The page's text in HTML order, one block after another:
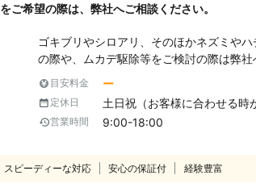
ご希望の際は、弊社へご相談ください。
ゴキブリやシロアリ、そのほかネズミや
の際や、ムカデ駆除等をご検討の際は弊
ーディーに駆除致します。ゴキブリは1つ
回数はだいたい20回で産む幼虫は約500
は1日に数百個の卵を産み、ネズミは妊娠
んで出産回数は1年で約6回です。ハチの
上に増えているということもあります。
目安料金 ー
定休日 土日祝（お客様に合わせる時
営業時間 9:00-18:00
スピーディーな対応 安心の保証付 経験豊富